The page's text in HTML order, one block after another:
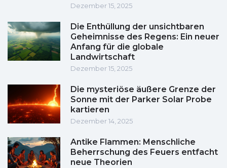
Dezember 15, 2025
Die Enthüllung der unsichtbaren
Geheimnisse des Regens: Ein neuer
Anfang für die globale
Landwirtschaft
Dezember 15, 2025
Die mysteriöse äußere Grenze der
Sonne mit der Parker Solar Probe
kartieren
Dezember 14, 2025
Antike Flammen: Menschliche
Beherrschung des Feuers entfacht
neue Theorien